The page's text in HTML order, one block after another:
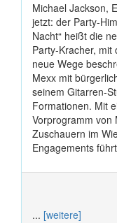
Michael Jackson,
jetzt: der Party-
Nacht“ heißt die
Party-Kracher,
neue Wege
Mexx mit
seinem Gitarren-
Formationen. Mit
Vorprogramm von
Zuschauern im
Engagements
... [weitere]